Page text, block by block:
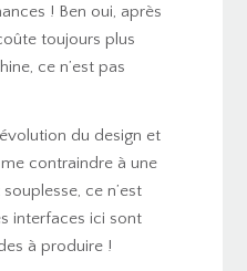
! Ben oui, après
toujours plus
ce n’est pas
du design et
contraindre à une
ce n’est
interfaces ici sont
à produire !